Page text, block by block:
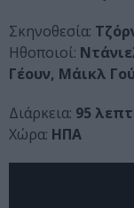
Σκηνοθεσία:
Ηθοποιοί:
Γέουν, Μάικλ
Διάρκεια: 95
Χώρα: ΗΠΑ